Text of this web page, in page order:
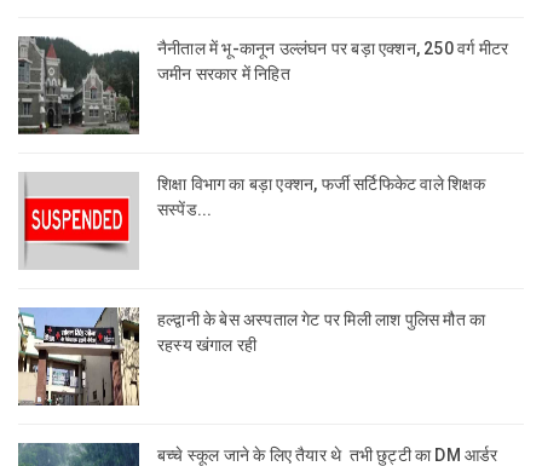
नैनीताल में भू-कानून उल्लंघन पर बड़ा एक्शन, 250 वर्ग मीटर
जमीन सरकार में निहित
शिक्षा विभाग का बड़ा एक्शन, फर्जी सर्टिफिकेट वाले शिक्षक
सस्पेंड...
हल्द्वानी के बेस अस्पताल गेट पर मिली लाश पुलिस मौत का
रहस्य खंगाल रही
बच्चे स्कूल जाने के लिए तैयार थे तभी छुट्टी का DM आर्डर